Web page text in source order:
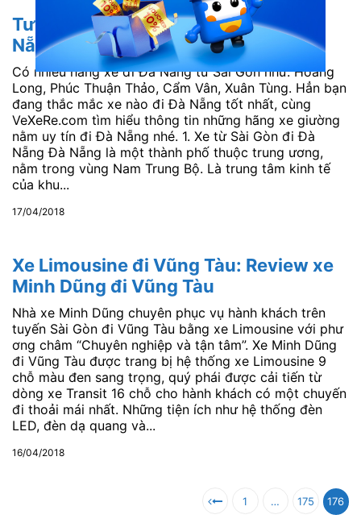
Tư vấn chọn xe đi Đà Nẵng: Xe đi Đà
Nẵng tốt nhất
Có nhiều hãng xe đi Đà Nẵng từ Sài Gòn như: Hoàng
Long, Phúc Thuận Thảo, Cẩm Vân, Xuân Tùng. Hẳn bạn
đang thắc mắc xe nào đi Đà Nẵng tốt nhất, cùng
VeXeRe.com tìm hiểu thông tin những hãng xe giường
nằm uy tín đi Đà Nẵng nhé. 1. Xe từ Sài Gòn đi Đà
Nẵng Đà Nẵng là một thành phố thuộc trung ương,
nằm trong vùng Nam Trung Bộ. Là trung tâm kinh tế
của khu...
17/04/2018
Xe Limousine đi Vũng Tàu: Review xe
Minh Dũng đi Vũng Tàu
Nhà​ xe Minh Dũng chuyê​n phụ​c vụ​ hành​ khác​h trên
tuyến Sài Gòn đi Vũng Tàu bằng xe Limousine với​ phư​
ơ​ng châ​m “Chuyê​n nghiệp và​ tậ​n tâ​m”. Xe Minh Dũng
đi Vũng Tàu được trang bị hệ thống xe Limousine 9
chỗ màu đen sang trọng, quý phái được cải tiến từ
dòng xe Transit 16 chỗ cho hành khách có một chuyến
đi thoải mái nhất. Những tiện ích như hệ thống đèn
LED, đèn dạ quang và...
16/04/2018
1 … 175 176